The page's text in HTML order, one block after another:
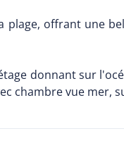
offrant une
donnant sur
chambre vue mer,